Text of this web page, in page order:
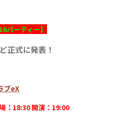
パーティー】
正式に発表！
ブeX
：18:30 開演：19:00